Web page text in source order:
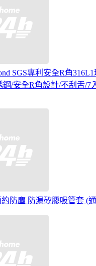
SGS專利安全R角
鋼/安全R角設計/不刮舌/7
約防塵 防漏矽膠吸管套 (